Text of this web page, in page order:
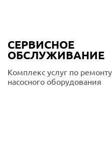
СЕРВИСНОЕ
ОБСЛУЖИВАНИЕ
Комплекс услуг по ремонту
насосного оборудования